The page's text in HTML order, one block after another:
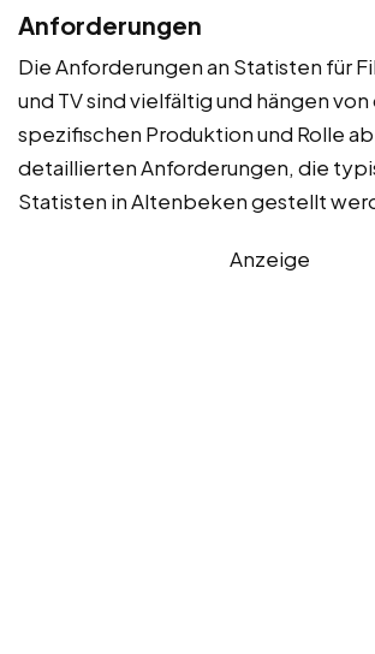
Anforderungen
Die Anforderungen an Statisten für
und TV sind vielfältig und hängen von
spezifischen Produktion und Rolle
detaillierten Anforderungen, die
Statisten in Altenbeken gestellt
Anzeige